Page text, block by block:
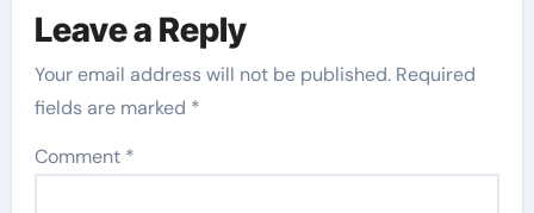
Leave a Reply
Your email address will not be published. Required
fields are marked *
Comment *